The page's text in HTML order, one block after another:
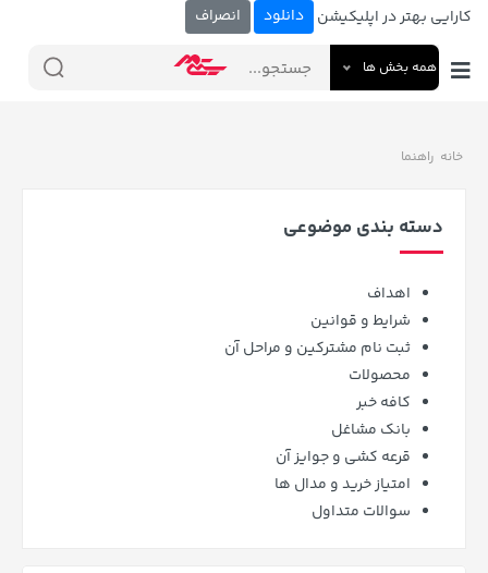
کارایی بهتر در اپلیکیشن دانلود انصراف
همه بخش ها
خانه راهنما
دسته بندی موضوعی
اهداف
شرایط و قوانین
ثبت نام مشترکین و مراحل آن
محصولات
کافه خبر
بانک مشاغل
قرعه کشی و جوایز آن
امتیاز خرید و مدال ها
سوالات متداول